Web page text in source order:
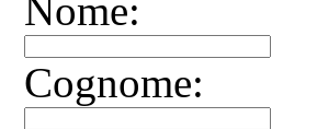
Nome:
Cognome: